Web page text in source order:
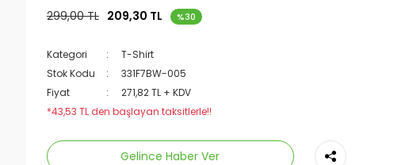
299,00 TL 209,30 TL %30
Kategori
T-Shirt
Stok Kodu
331F7BW-005
Fiyat
271,82 TL + KDV
*43,53 TL den başlayan taksitlerle!!
Gelince Haber Ver